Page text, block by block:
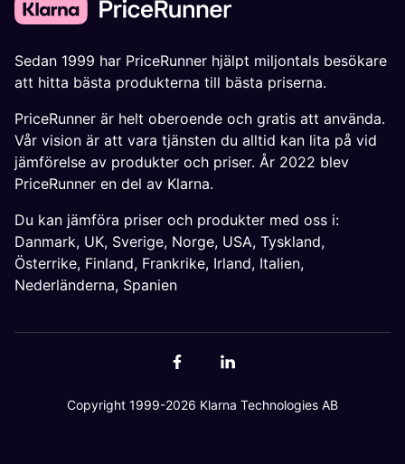
Sedan 1999 har PriceRunner hjälpt miljontals besökare
att hitta bästa produkterna till bästa priserna.
PriceRunner är helt oberoende och gratis att använda.
Vår vision är att vara tjänsten du alltid kan lita på vid
jämförelse av produkter och priser. År 2022 blev
PriceRunner en del av Klarna.
Du kan jämföra priser och produkter med oss i:
Danmark, UK, Sverige, Norge, USA, Tyskland,
Österrike, Finland, Frankrike, Irland, Italien,
Nederländerna, Spanien
Copyright 1999-2026 Klarna Technologies AB